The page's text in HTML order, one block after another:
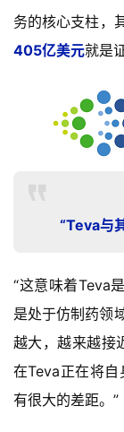
精
活
药
代
学
苑
务的核心支柱，
405亿美元就是
“Teva与
“这意味着Teva
是处于仿制药领
越大，越来越接
在Teva正在将
有很大的差距。”